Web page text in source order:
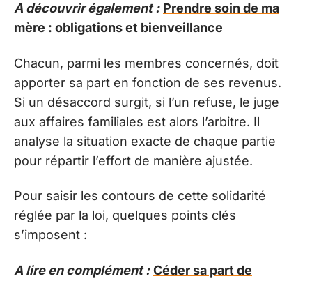
A découvrir également : Prendre soin de ma
mère : obligations et bienveillance
Chacun, parmi les membres concernés, doit
apporter sa part en fonction de ses revenus.
Si un désaccord surgit, si l’un refuse, le juge
aux affaires familiales est alors l’arbitre. Il
analyse la situation exacte de chaque partie
pour répartir l’effort de manière ajustée.
Pour saisir les contours de cette solidarité
réglée par la loi, quelques points clés
s’imposent :
A lire en complément : Céder sa part de